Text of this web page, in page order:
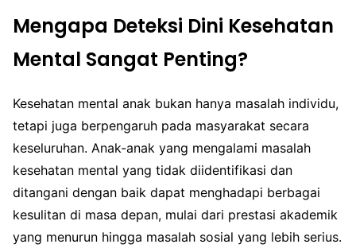
Mengapa Deteksi Dini Kesehatan
Mental Sangat Penting?
Kesehatan mental anak bukan hanya masalah individu,
tetapi juga berpengaruh pada masyarakat secara
keseluruhan. Anak-anak yang mengalami masalah
kesehatan mental yang tidak diidentifikasi dan
ditangani dengan baik dapat menghadapi berbagai
kesulitan di masa depan, mulai dari prestasi akademik
yang menurun hingga masalah sosial yang lebih serius.